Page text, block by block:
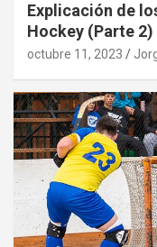
Explicación de
Hockey (Parte 2)
octubre 11, 2023